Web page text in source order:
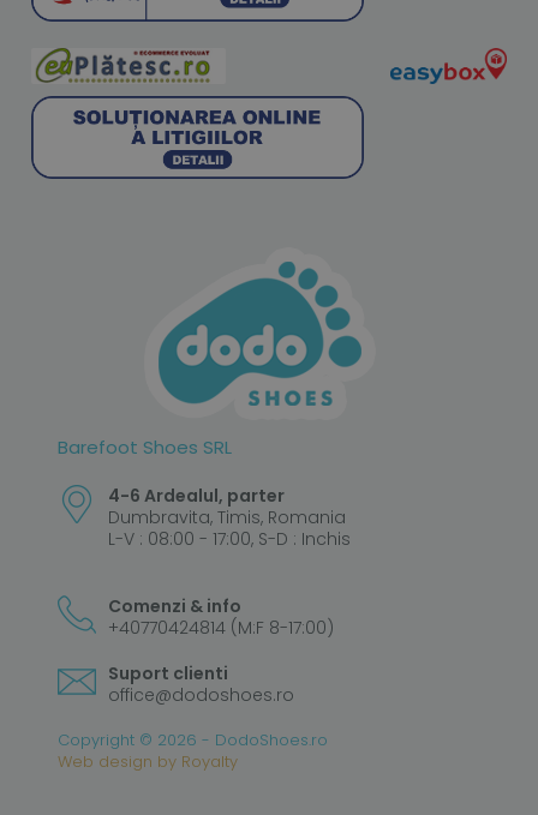
Barefoot Shoes SRL
4-6 Ardealul, parter
Dumbravita, Timis, Romania
L-V : 08:00 - 17:00, S-D : Inchis
Comenzi & info
+40770424814 (M:F 8-17:00)
Suport clienti
office@dodoshoes.ro
Copyright © 2026 - DodoShoes.ro
Web design by Royalty